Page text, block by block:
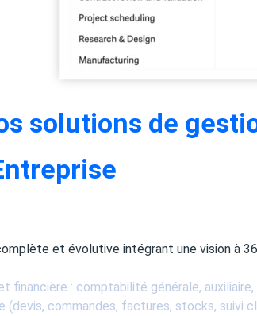
solutions de
et évolutive intégrant une vision à
financière : comptabilité générale,
(devis, commandes, factures, stocks, suivi